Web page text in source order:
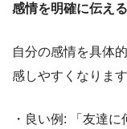
感情を明確に伝える
自分の感情を具体
感しやすくなります
・良い例: 「友達